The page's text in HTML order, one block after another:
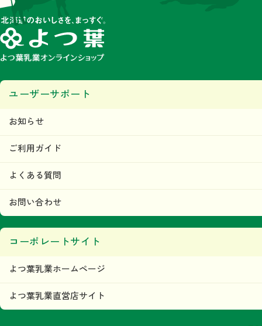
ユーザーサポート
お知らせ
ご利用ガイド
よくある質問
お問い合わせ
コーポレートサイト
よつ葉乳業ホームページ
よつ葉乳業直営店サイト